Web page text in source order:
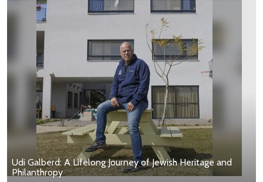
Udi Galberd: A Lifelong Journey of Jewish Heritage and
Philanthropy